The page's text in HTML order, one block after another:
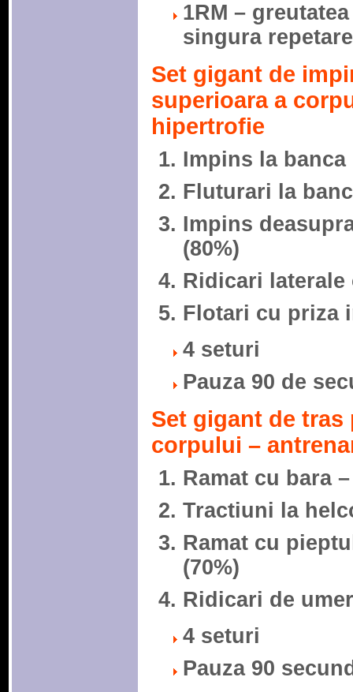
1RM –
singura
Set gigant de
superioara a
hipertrofie
Impins la banca
Fluturari la
Impins
(80%)
Ridicari laterale
Flotari cu priza
4 seturi
Pauza 90 de
Set gigant de tras
corpului –
Ramat cu bara
Tractiuni la
Ramat cu
(70%)
Ridicari de
4 seturi
Pauza 90